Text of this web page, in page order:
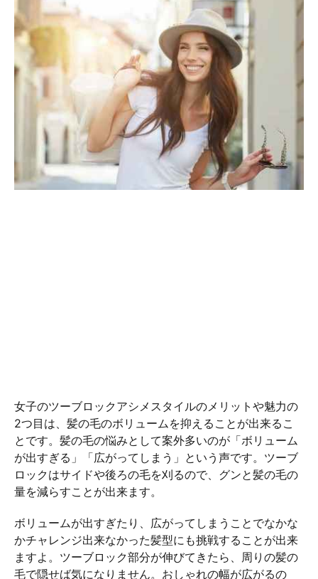
女子のツーブロックアシメスタイルのメリットや魅力の
2つ目は、髪の毛のボリュームを抑えることが出来るこ
とです。髪の毛の悩みとして案外多いのが「ボリューム
が出すぎる」「広がってしまう」という声です。ツーブ
ロックはサイドや後ろの毛を刈るので、グンと髪の毛の
量を減らすことが出来ます。
ボリュームが出すぎたり、広がってしまうことでなかな
かチャレンジ出来なかった髪型にも挑戦することが出来
ますよ。ツーブロック部分が伸びてきたら、周りの髪の
毛で隠せば気になりません。おしゃれの幅が広がるの